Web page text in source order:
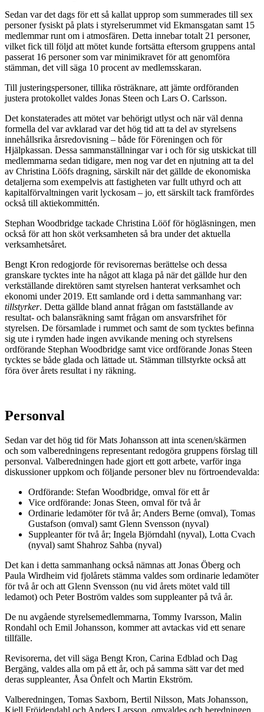
Sedan var det dags för ett så kallat upprop som summerades till sex
personer fysiskt på plats i styrelserummet vid Ekmansgatan samt 15
medlemmar runt om i atmosfären. Detta innebar totalt 21 personer,
vilket fick till följd att mötet kunde fortsätta eftersom gruppens antal
passerat 16 personer som var minimikravet för att genomföra
stämman, det vill säga 10 procent av medlemsskaran.
Till justeringspersoner, tillika rösträknare, att jämte ordföranden
justera protokollet valdes Jonas Steen och Lars O. Carlsson.
Det konstaterades att mötet var behörigt utlyst och när väl denna
formella del var avklarad var det hög tid att ta del av styrelsens
innehållsrika årsredovisning – både för Föreningen och för
Hjälpkassan. Dessa sammanställningar var i och för sig utskickat till
medlemmarna sedan tidigare, men nog var det en njutning att ta del
av Christina Lööfs dragning, särskilt när det gällde de ekonomiska
detaljerna som exempelvis att fastigheten var fullt uthyrd och att
kapitalförvaltningen varit lyckosam – jo, ett särskilt tack framfördes
också till aktiekommittén.
Stephan Woodbridge tackade Christina Lööf för högläsningen, men
också för att hon sköt verksamheten så bra under det aktuella
verksamhetsåret.
Bengt Kron redogjorde för revisorernas berättelse och dessa
granskare tycktes inte ha något att klaga på när det gällde hur den
verkställande direktören samt styrelsen hanterat verksamhet och
ekonomi under 2019. Ett samlande ord i detta sammanhang var:
tillstyrker. Detta gällde bland annat frågan om fastställande av
resultat- och balansräkning samt frågan om ansvarsfrihet för
styrelsen. De församlade i rummet och samt de som tycktes befinna
sig ute i rymden hade ingen avvikande mening och styrelsens
ordförande Stephan Woodbridge samt vice ordförande Jonas Steen
tycktes se både glada och lättade ut. Stämman tillstyrkte också att
föra över årets resultat i ny räkning.
Personval
Sedan var det hög tid för Mats Johansson att inta scenen/skärmen
och som valberedningens representant redogöra gruppens förslag till
personval. Valberedningen hade gjort ett gott arbete, varför inga
diskussioner uppkom och följande personer blev nu förtroendevalda:
Ordförande: Stefan Woodbridge, omval för ett år
Vice ordförande: Jonas Steen, omval för två år
Ordinarie ledamöter för två år; Anders Berne (omval), Tomas
Gustafson (omval) samt Glenn Svensson (nyval)
Suppleanter för två år; Ingela Björndahl (nyval), Lotta Cvach
(nyval) samt Shahroz Sahba (nyval)
Det kan i detta sammanhang också nämnas att Jonas Öberg och
Paula Wirdheim vid fjolårets stämma valdes som ordinarie ledamöter
för två år och att Glenn Svensson (nu vid årets mötet vald till
ledamot) och Peter Boström valdes som suppleanter på två år.
De nu avgående styrelsemedlemmarna, Tommy Ivarsson, Malin
Rondahl och Emil Johansson, kommer att avtackas vid ett senare
tillfälle.
Revisorerna, det vill säga Bengt Kron, Carina Edblad och Dag
Bergäng, valdes alla om på ett år, och på samma sätt var det med
deras suppleanter, Åsa Önfelt och Martin Ekström.
Valberedningen, Tomas Saxborn, Bertil Nilsson, Mats Johansson,